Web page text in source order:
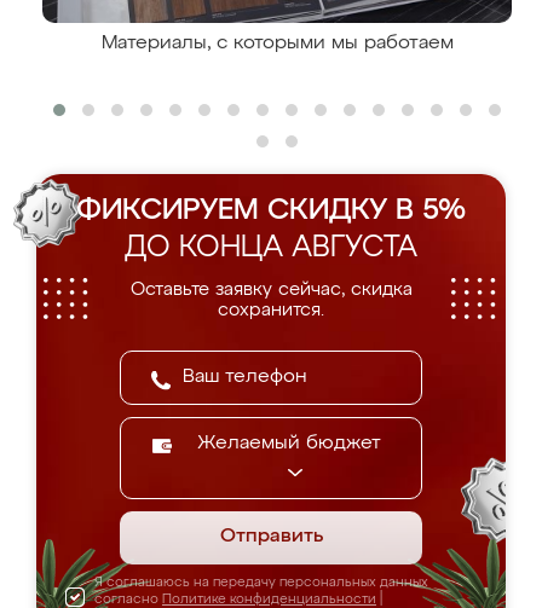
Материалы, с которыми мы работаем
ФИКСИРУЕМ СКИДКУ В 5%
ДО КОНЦА АВГУСТА
Оставьте заявку сейчас, скидка
сохранится.
Желаемый бюджет
Отправить
Я соглашаюсь на передачу персональных данных
согласно Политике конфиденциальности